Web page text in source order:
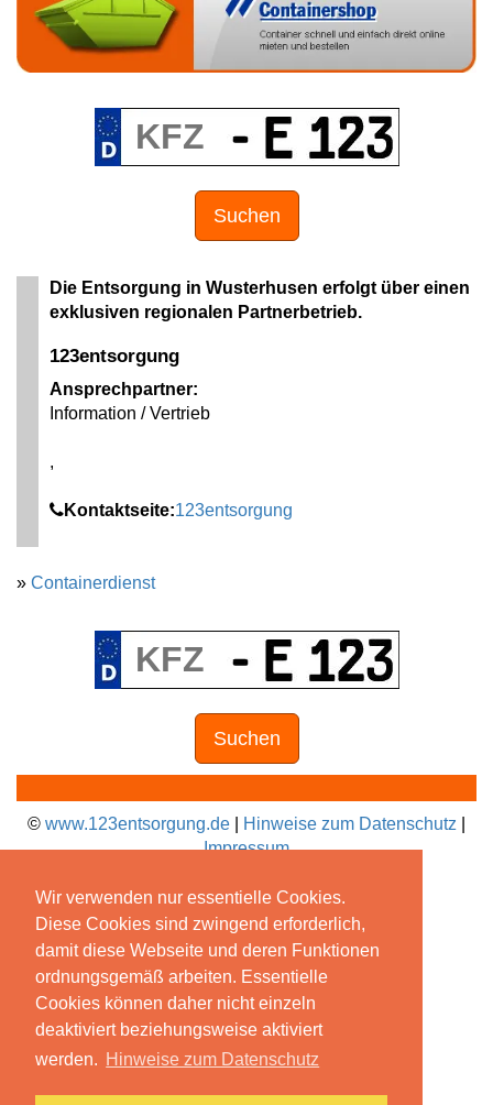
Wir verwenden nur essentielle Cookies.
Diese Cookies sind zwingend erforderlich,
damit diese Webseite und deren Funktionen
ordnungsgemäß arbeiten. Essentielle
Cookies können daher nicht einzeln
deaktiviert beziehungsweise aktiviert
werden. Hinweise zum Datenschutz
Suchen
Die Entsorgung in Wusterhusen erfolgt über einen
exklusiven regionalen Partnerbetrieb.
123entsorgung
Ansprechpartner:
Information / Vertrieb
,
Kontaktseite:123entsorgung
» Containerdienst
Suchen
© www.123entsorgung.de Hinweise zum Datenschutz
Impressum